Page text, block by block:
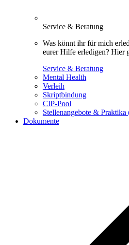
Service & Beratung
Was könnt ihr für mich
eurer Hilfe erledigen? Hier
Service & Beratung
Mental Health
Verleih
Skriptbindung
CIP-Pool
Stellenangebote &
Dokumente